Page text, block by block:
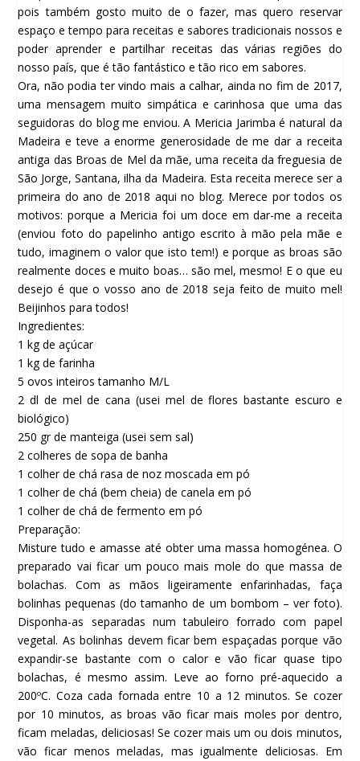
pois também gosto muito de o fazer, mas quero reservar
espaço e tempo para receitas e sabores tradicionais nossos e
poder aprender e partilhar receitas das várias regiões do
nosso país, que é tão fantástico e tão rico em sabores.
Ora, não podia ter vindo mais a calhar, ainda no fim de 2017,
uma mensagem muito simpática e carinhosa que uma das
seguidoras do blog me enviou. A Mericia Jarimba é natural da
Madeira e teve a enorme generosidade de me dar a receita
antiga das Broas de Mel da mãe, uma receita da freguesia de
São Jorge, Santana, ilha da Madeira. Esta receita merece ser a
primeira do ano de 2018 aqui no blog. Merece por todos os
motivos: porque a Mericia foi um doce em dar-me a receita
(enviou foto do papelinho antigo escrito à mão pela mãe e
tudo, imaginem o valor que isto tem!) e porque as broas são
realmente doces e muito boas… são mel, mesmo! E o que eu
desejo é que o vosso ano de 2018 seja feito de muito mel!
Beijinhos para todos!
Ingredientes:
1 kg de açúcar
1 kg de farinha
5 ovos inteiros tamanho M/L
2 dl de mel de cana (usei mel de flores bastante escuro e
biológico)
250 gr de manteiga (usei sem sal)
2 colheres de sopa de banha
1 colher de chá rasa de noz moscada em pó
1 colher de chá (bem cheia) de canela em pó
1 colher de chá de fermento em pó
Preparação:
Misture tudo e amasse até obter uma massa homogénea. O
preparado vai ficar um pouco mais mole do que massa de
bolachas. Com as mãos ligeiramente enfarinhadas, faça
bolinhas pequenas (do tamanho de um bombom – ver foto).
Disponha-as separadas num tabuleiro forrado com papel
vegetal. As bolinhas devem ficar bem espaçadas porque vão
expandir-se bastante com o calor e vão ficar quase tipo
bolachas, é mesmo assim. Leve ao forno pré-aquecido a
200ºC. Coza cada fornada entre 10 a 12 minutos. Se cozer
por 10 minutos, as broas vão ficar mais moles por dentro,
ficam meladas, deliciosas! Se cozer mais um ou dois minutos,
vão ficar menos meladas, mas igualmente deliciosas. Em